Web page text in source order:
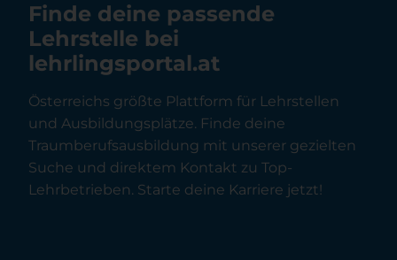
Finde deine passende
Lehrstelle bei
lehrlingsportal.at
Österreichs größte Plattform für Lehrstellen
und Ausbildungsplätze. Finde deine
Traumberufsausbildung mit unserer gezielten
Suche und direktem Kontakt zu Top-
Lehrbetrieben. Starte deine Karriere jetzt!